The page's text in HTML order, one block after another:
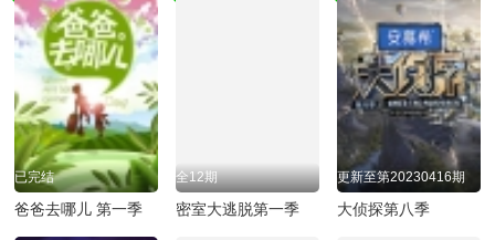
已完结
爸爸去哪儿 第一季
全12期
密室大逃脱第一季
更新至第20230416期
大侦探第八季